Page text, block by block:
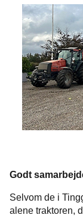
Godt
Selvom de i
alene traktoren,